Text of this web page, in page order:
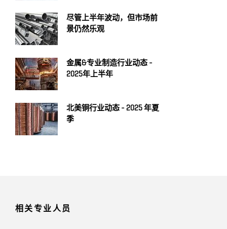
尽管上半年波动，但市场前
景仍然乐观
金属&专业制造行业动态 -
2025年上半年
北美铜行业动态 - 2025 年夏
季
相关专业人员